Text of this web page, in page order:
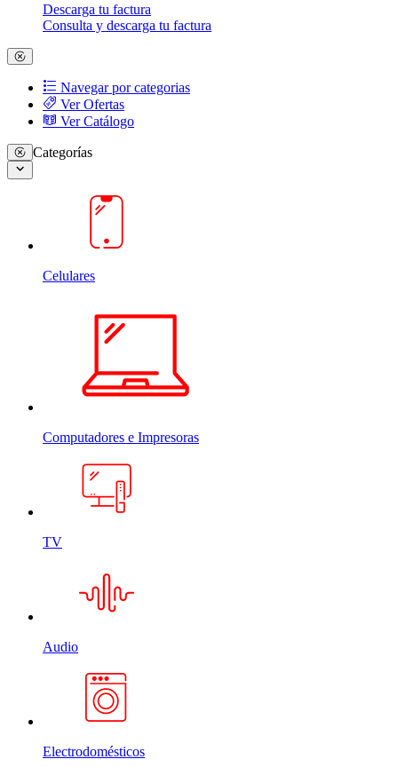
Descarga tu factura
Consulta y descarga tu factura
Navegar por categorias
Ver Ofertas
Ver Catálogo
Categorías
Celulares
Computadores e Impresoras
TV
Audio
Electrodomésticos